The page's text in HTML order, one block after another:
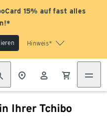
15% auf fast alles
Hinweis*
Ihrer Tchibo